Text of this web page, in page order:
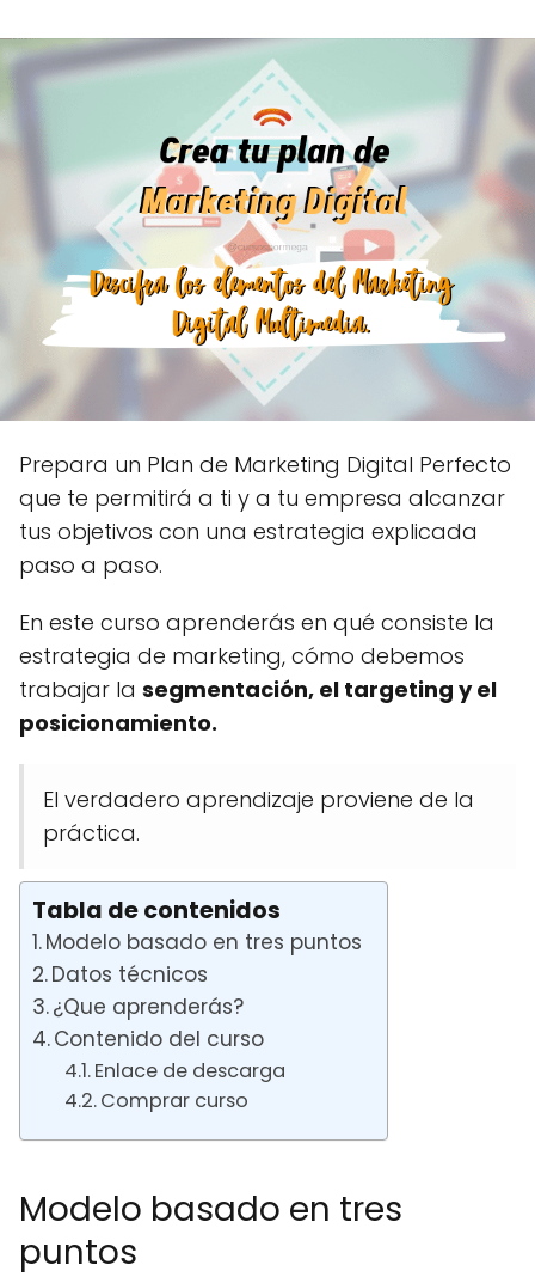
Prepara un Plan de Marketing Digital Perfecto
que te permitirá a ti y a tu empresa alcanzar
tus objetivos con una estrategia explicada
paso a paso.
En este curso aprenderás en qué consiste la
estrategia de marketing, cómo debemos
trabajar la segmentación, el targeting y el
posicionamiento.
El verdadero aprendizaje proviene de la
práctica.
Tabla de contenidos
Modelo basado en tres puntos
Datos técnicos
¿Que aprenderás?
Contenido del curso
Enlace de descarga
Comprar curso
Modelo basado en tres
puntos